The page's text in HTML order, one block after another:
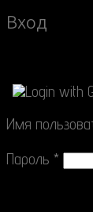
Вход
Login with
Имя
Пароль *